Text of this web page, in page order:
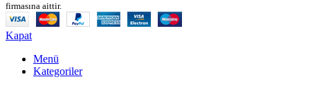
firmasına aittir.
Kapat
Menü
Kategoriler